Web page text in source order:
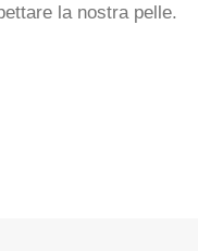
la nostra pelle.